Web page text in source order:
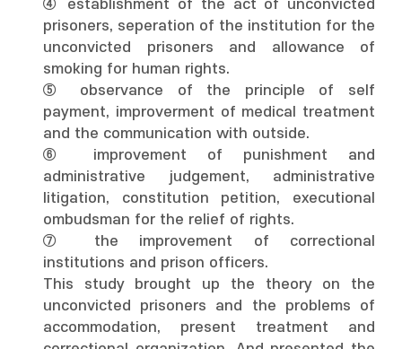
④ establishment of the act of unconvicted
prisoners, seperation of the institution for the
unconvicted prisoners and allowance of
smoking for human rights.
⑤ observance of the principle of self
payment, improverment of medical treatment
and the communication with outside.
⑥ improvement of punishment and
administrative judgement, administrative
litigation, constitution petition, executional
ombudsman for the relief of rights.
⑦ the improvement of correctional
institutions and prison officers.
This study brought up the theory on the
unconvicted prisoners and the problems of
accommodation, present treatment and